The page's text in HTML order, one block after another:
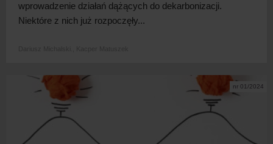
wprowadzenie działań dążących do dekarbonizacji.
Niektóre z nich już rozpoczęły...
nr 01/2024